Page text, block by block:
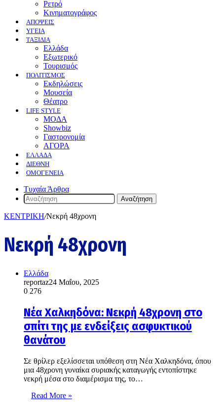
Ρετρό
Κινηματογράφος
ΑΠΟΨΕΙΣ
ΥΓΕΙΑ
ΤΑΞΙΔΙΑ
Ελλάδα
Εξωτερικό
Τουρισμός
ΠΟΛΙΤΙΣΜΟΣ
Eκδηλώσεις
Mουσεία
Θέατρο
LIFE STYLE
ΜΟΔΑ
Showbiz
Γαστρονομία
ΑΓΟΡΑ
ΕΛΛΆΔΑ
ΔΙΕΘΝΉ
ΟΜΟΓΈΝΕΙΑ
Τυχαία Άρθρα
Αναζήτηση
ΚΕΝΤΡΙΚΗ/Νεκρή 48χρονη
Νεκρή 48χρονη
Ελλάδα
reportaz24 Μαΐου, 2025
0 276
Νέα Χαλκηδόνα: Νεκρή 48χρονη στο
σπίτι της με ενδείξεις ασφυκτικού
θανάτου
Σε θρίλερ εξελίσσεται υπόθεση στη Νέα Χαλκηδόνα, όπου
μια 48χρονη γυναίκα συριακής καταγωγής εντοπίστηκε
νεκρή μέσα στο διαμέρισμα της, το…
Read More »